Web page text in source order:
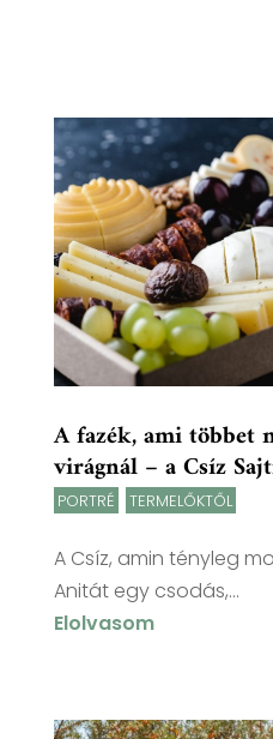
A fazék, ami többet
virágnál – a Csíz
PORTRÉ TERMELŐKTŐL
A Csíz, amin tényleg
Anitát egy csodás,...
Elolvasom